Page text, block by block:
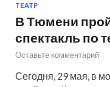
ТЕАТР
В Тюмени
спектакль по
Оставьте комментарий
Сегодня, 29 мая, в